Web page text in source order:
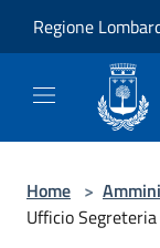
Regione
Home >
Ufficio